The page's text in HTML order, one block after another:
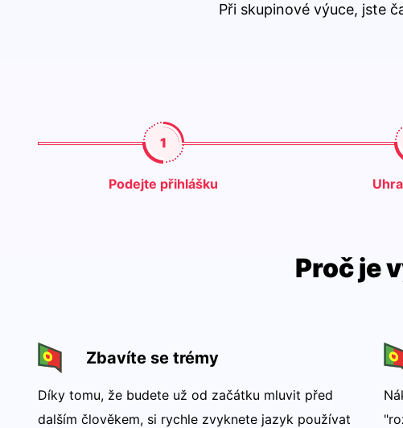
Při skupinové výuce, jste
Podejte přihlášku
Proč je
Zbavíte se trémy
Díky tomu, že budete už od začátku mluvit před
dalším člověkem, si rychle zvyknete jazyk používat